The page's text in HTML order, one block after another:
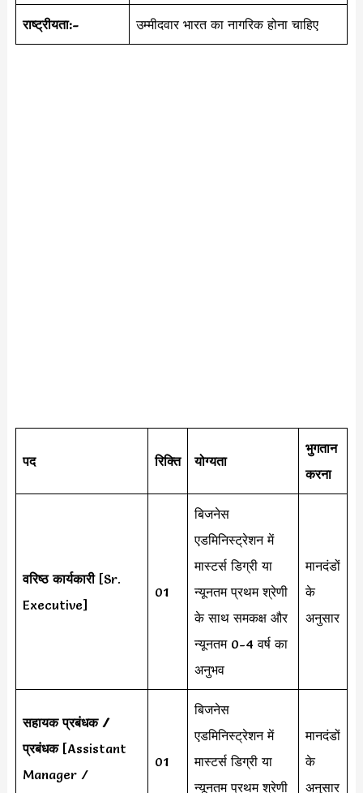
राष्ट्रीयता:- उम्मीदवार भारत का नागरिक होना चाहिए
पद रिक्ति योग्यता
भुगतान
करना
वरिष्ठ कार्यकारी[Sr.
Executive]
01
बिजनेस
एडमिनिस्ट्रेशन में
मास्टर्स डिग्री या
न्यूनतम प्रथम श्रेणी
के साथ समकक्ष और
न्यूनतम 0-4 वर्ष का
अनुभव
मानदंडों
के
अनुसार
सहायक प्रबंधक /
प्रबंधक[Assistant
Manager /
01
बिजनेस
एडमिनिस्ट्रेशन में
मास्टर्स डिग्री या
न्यूनतम प्रथम श्रेणी
मानदंडों
के
अनुसार